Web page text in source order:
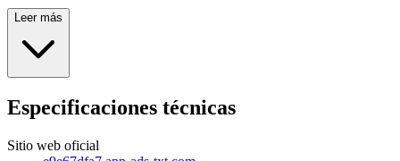
Leer más
Especificaciones técnicas
Sitio web oficial